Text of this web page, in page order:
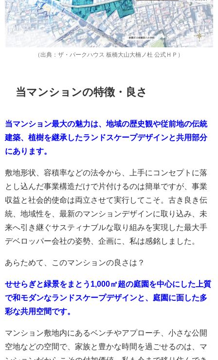
（出典：ザ・パークハウス 板橋大山大楠ノ杜 公式ＨＰ）
当マンションの特徴・良さ
当マンション最大の魅力は、地域の歴史観や従前地の伝統
建築、植樹を継承したランドスケープデザインと共用部分
にあります。
敷地形状、容積率などの法令から、上手にコンセプトに落
とし込んだ事業構造だけで片付けるのは簡単ですが、事業
収益と社会的使命は両立させて実行してこそ。古き良き伝
統、地域性を、最新のマンションデザインに取り込み、未
来へ引き継ぐサスティナブルな取り組みを実現した最大手
デベロッパー会社の姿勢、企画に、私は感銘しました。
あらためて、このマンションの良さは？
せせらぎと緑景をまとう1,000㎡超の庭園を中心にした上質
で和モダンなランドスケープデザインと、庭園に面した多
彩な共用空間です。
マンション敷地内にあるベンチやアプローチ、小さな公開
空地などの空間で、家族と豊かな時間を過ごせるのは、マ